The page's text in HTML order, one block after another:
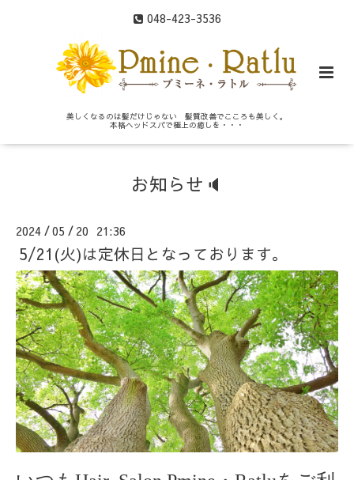
048-423-3536
美しくなるのは髪だけじゃない 髪質改善でこころも美しく。
本格ヘッドスパで極上の癒しを・・・
お知らせ🔈
2024 /05 / 20 21:36
5/21(火)は定休日となっております。